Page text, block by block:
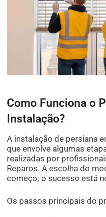
Como Funciona o
Instalação?
A instalação de persiana
que envolve algumas
realizadas por
Reparos. A escolha do
começo; o sucesso está
Os passos principais do